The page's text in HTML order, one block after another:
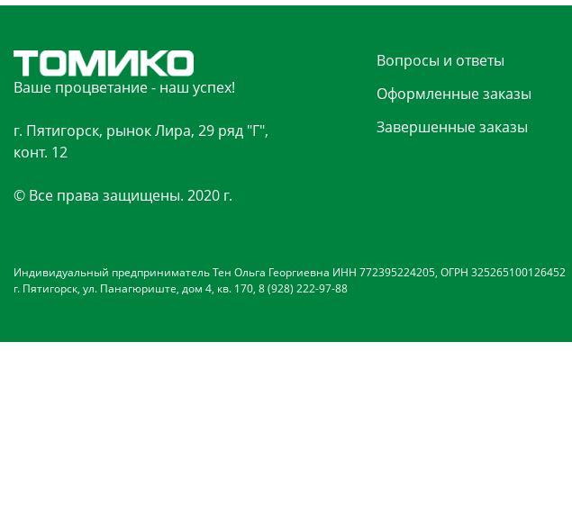
Ваше процветание - наш успех!
г. Пятигорск, рынок Лира, 29 ряд "Г",
конт. 12
© Все права защищены. 2020 г.
Вопросы и ответы
Оформленные заказы
Завершенные заказы
Индивидуальный предприниматель Тен Ольга Георгиевна ИНН 772395224205, ОГРН 325265100126452
г. Пятигорск, ул. Панагюриште, дом 4, кв. 170, 8 (928) 222-97-88